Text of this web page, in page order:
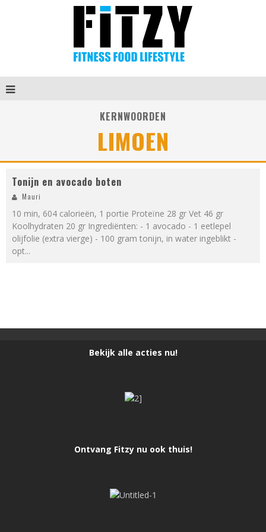
KERNWOORDEN
LIMOEN
Tonijn en avocado boten
Mauri
10 min, 604 calorieën, 1 portie Proteïne 28 gr Vet 46 gr
Koolhydraten 20 gr Ingrediënten: - 1 avocado - 1 eetlepel
olijfolie (extra vierge) - 100 gram tonijn, in water ingeblikt -
opt...
Bekijk alle acties nu!
Ontvang Fitzy nu ook thuis!